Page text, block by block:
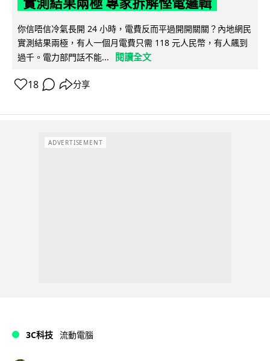
實測結果兩極 專家拆解慳電邏輯
你信唔信冷氣長開 24 小時，電費反而平過開開關關？內地網民
實測結果兩極，有人一個月電費只需 118 元人民幣，有人飆到
過千。電力部門話不能...
閱讀全文
18 分享
ADVERTISEMENT
3C科技 流動電腦